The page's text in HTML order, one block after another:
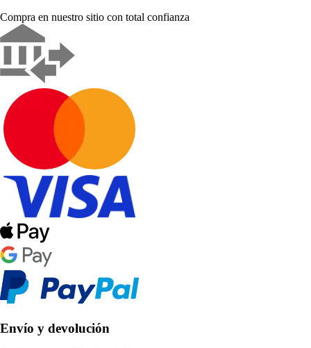
Compra en nuestro sitio con total confianza
Envío y devolución